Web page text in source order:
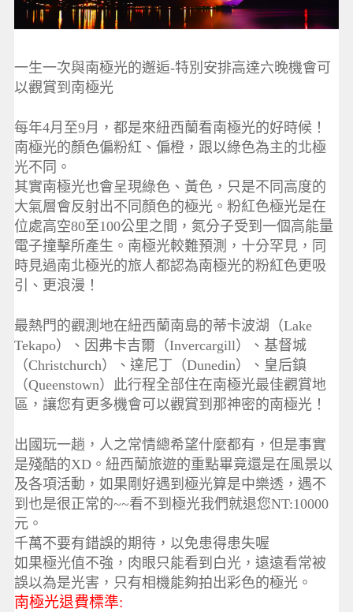
一生一次與南極光的邂逅-特別安排高達六晚機會可
以觀賞到南極光
每年4月至9月，都是來紐西蘭看南極光的好時候！
南極光的顏色偏粉紅、偏橙，跟以綠色為主的北極
光不同。
其實南極光也會呈現綠色、黃色，只是不同高度的
大氣層會反射出不同顏色的極光。粉紅色極光是在
位處高空80至100公里之間，氮分子受到一個高能量
電子撞擊所產生。南極光較難預測，十分罕見，同
時見過南北極光的旅人都認為南極光的粉紅色更吸
引、更浪漫！
最熱門的觀測地在紐西蘭南島的蒂卡波湖（Lake
Tekapo）、因弗卡吉爾（Invercargill）、基督城
（Christchurch）、達尼丁（Dunedin）、皇后鎮
（Queenstown）此行程全部住在南極光最佳觀賞地
區，讓您有更多機會可以觀賞到那神密的南極光！
出國玩一趟，人之常情總希望什麼都有，但是事實
是殘酷的XD。紐西蘭旅遊的重點畢竟還是在風景以
及各項活動，如果剛好遇到極光算是中樂透，遇不
到也是很正常的~~看不到極光我們就退您NT:10000
元。
千萬不要有錯誤的期待，以免患得患失喔
如果極光值不強，肉眼只能看到白光，遠遠看常被
誤以為是光害，只有相機能夠拍出彩色的極光。
南極光退費標準: